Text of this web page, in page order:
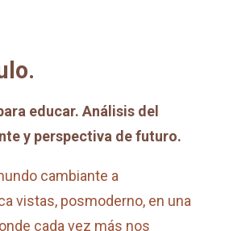
educar. Análisis del
y perspectiva de futuro.
cambiante a
vistas, posmoderno, en una
cada vez más nos